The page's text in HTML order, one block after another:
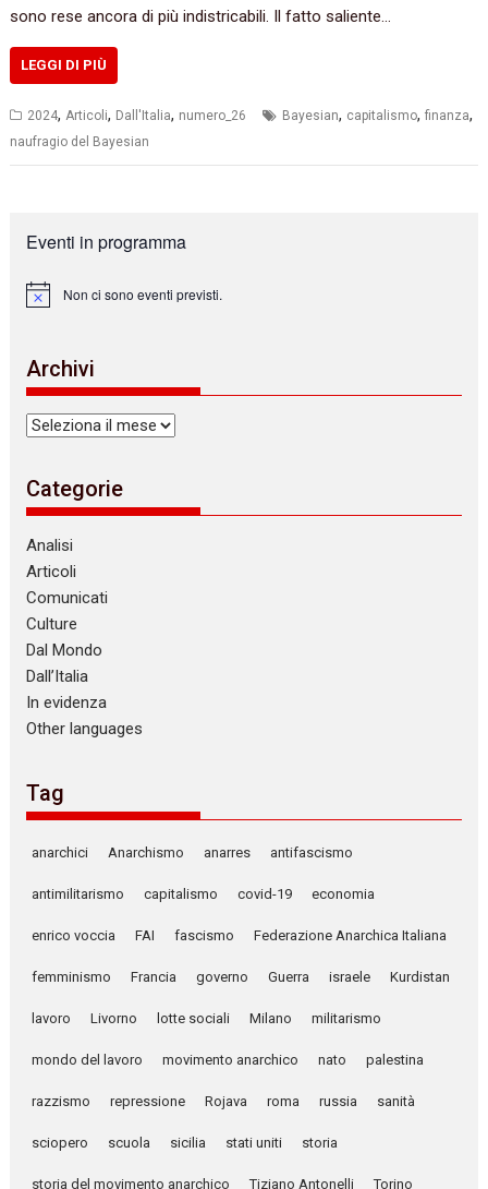
sono rese ancora di più indistricabili. Il fatto saliente…
LEGGI DI PIÙ
2024,Articoli, Dall'Italia, numero_26 Bayesian, capitalismo,finanza,
naufragio del Bayesian
Eventi in programma
N
c
e
Non ci sono eventi previsti.
Archivi
Archivi
Categorie
Analisi
Articoli
Comunicati
Culture
Dal Mondo
Dall’Italia
In evidenza
Other languages
Tag
anarchici Anarchismo anarres antifascismo
antimilitarismo capitalismo covid-19 economia
enrico voccia FAI fascismo Federazione Anarchica Italiana
femminismo Francia governo Guerra israele Kurdistan
lavoro Livorno lotte sociali Milano militarismo
mondo del lavoro movimento anarchico nato palestina
razzismo repressione Rojava roma russia sanità
sciopero scuola sicilia stati uniti storia
storia del movimento anarchico Tiziano Antonelli Torino